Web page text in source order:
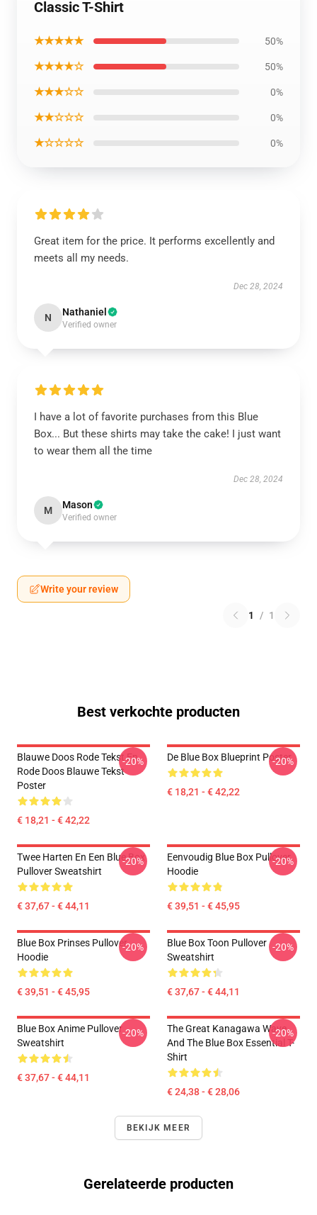
Classic T-Shirt
★★★★★ 50%
★★★★☆ 50%
★★★☆☆ 0%
★★☆☆☆ 0%
★☆☆☆☆ 0%
Great item for the price. It performs excellently and
meets all my needs.
Dec 28, 2024
N Nathaniel
Verified owner
I have a lot of favorite purchases from this Blue
Box... But these shirts may take the cake! I just want
to wear them all the time
Dec 28, 2024
M Mason
Verified owner
Write your review
1 / 1
Best verkochte producten
Blauwe Doos Rode Tekst En
Rode Doos Blauwe Tekst
Poster
€ 18,21 - € 42,22
-20% De Blue Box Blueprint Poster
€ 18,21 - € 42,22
-20%
Twee Harten En Een Blue Box
Pullover Sweatshirt
€ 37,67 - € 44,11
-20%
Eenvoudig Blue Box Pullover
Hoodie
€ 39,51 - € 45,95
-20%
Blue Box Prinses Pullover
Hoodie
€ 39,51 - € 45,95
-20%
Blue Box Toon Pullover
Sweatshirt
€ 37,67 - € 44,11
-20%
Blue Box Anime Pullover
Sweatshirt
€ 37,67 - € 44,11
-20%
The Great Kanagawa Wave
And The Blue Box Essential T-
Shirt
€ 24,38 - € 28,06
-20%
BEKIJK MEER
Gerelateerde producten